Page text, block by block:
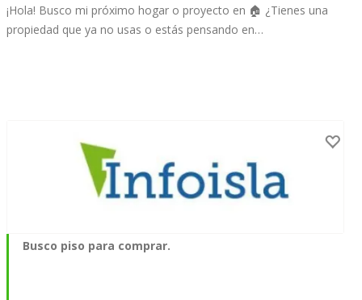
¡Hola! Busco mi próximo hogar o proyecto en 🏠 ¿Tienes una
propiedad que ya no usas o estás pensando en…
Busco piso para comprar.